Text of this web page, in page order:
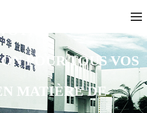
POUR TOUS VOS
MATIÈRE DE